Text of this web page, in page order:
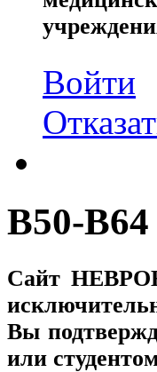
Войти
B50-
Сайт
Вы
или